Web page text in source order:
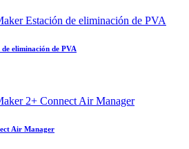
eliminación de PVA
Air Manager